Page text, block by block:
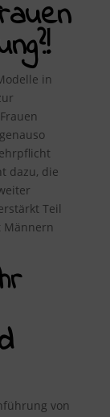
in
dazu, die
Teil
Männern
von